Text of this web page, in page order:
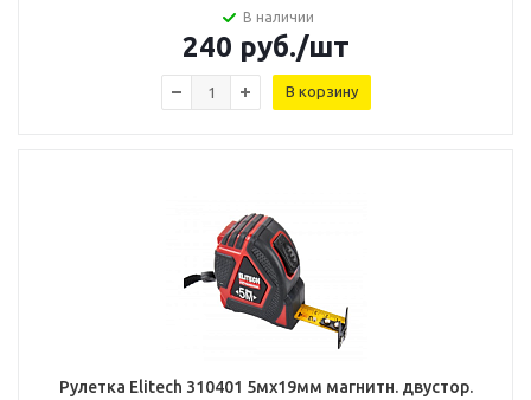
В наличии
240 руб./шт
В корзину
Рулетка Elitech 310401 5мх19мм магнитн. двустор.